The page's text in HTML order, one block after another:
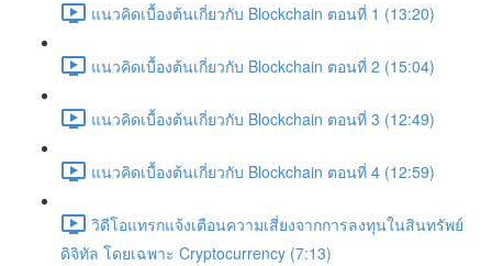
แนวคิดเบื้องต้นเกี่ยวกับ Blockchain ตอนที่ 1 (13:20)
แนวคิดเบื้องต้นเกี่ยวกับ Blockchain ตอนที่ 2 (15:04)
แนวคิดเบื้องต้นเกี่ยวกับ Blockchain ตอนที่ 3 (12:49)
แนวคิดเบื้องต้นเกี่ยวกับ Blockchain ตอนที่ 4 (12:59)
วิดีโอแทรกแจ้งเตือนความเสี่ยงจากการลงทุนในสินทรัพย์
ดิจิทัล โดยเฉพาะ Cryptocurrency (7:13)